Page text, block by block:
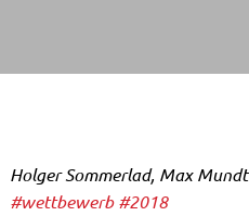
Holger Sommerlad, Max Mundt
#wettbewerb #2018